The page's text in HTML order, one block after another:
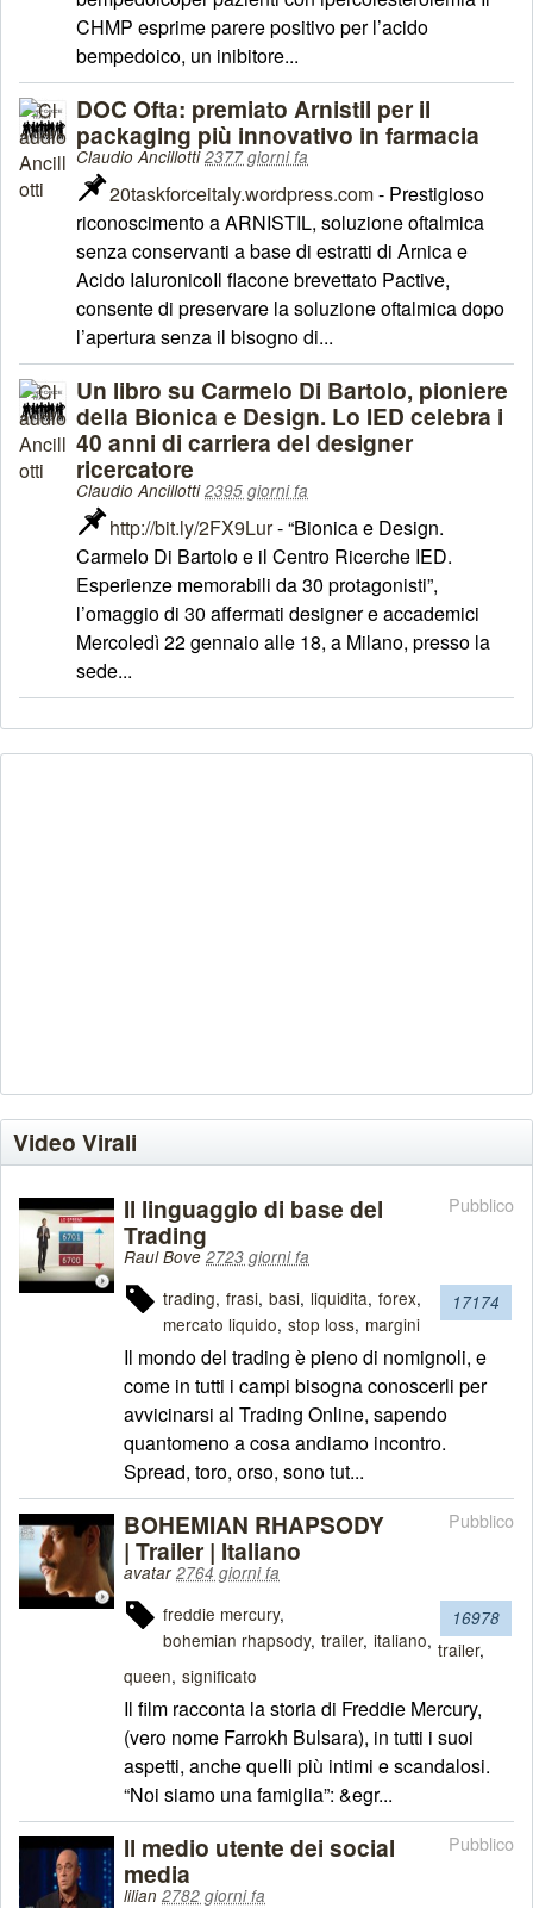
CHMP esprime parere positivo per l’acido
bempedoico, un inibitore...
DOC Ofta: premiato Arnistil per il
packaging più innovativo in farmacia
Claudio Ancillotti 2377 giorni fa
20taskforceitaly.wordpress.com- Prestigioso
riconoscimento a ARNISTIL, soluzione oftalmica
senza conservanti a base di estratti di Arnica e
Acido IaluronicoIl flacone brevettato Pactive,
consente di preservare la soluzione oftalmica dopo
l’apertura senza il bisogno di...
Un libro su Carmelo Di Bartolo, pioniere
della Bionica e Design. Lo IED celebra i
40 anni di carriera del designer
ricercatore
Claudio Ancillotti 2395 giorni fa
http://bit.ly/2FX9Lur- “Bionica e Design.
Carmelo Di Bartolo e il Centro Ricerche IED.
Esperienze memorabili da 30 protagonisti”,
l’omaggio di 30 affermati designer e accademici
Mercoledì 22 gennaio alle 18, a Milano, presso la
sede...
Video Virali
Pubblico
Il linguaggio di base del
Trading
Raul Bove 2723 giorni fa
17174
trading frasi basi liquidita forex
mercato liquido stop loss margini
Il mondo del trading è pieno di nomignoli, e
come in tutti i campi bisogna conoscerli per
avvicinarsi al Trading Online, sapendo
quantomeno a cosa andiamo incontro.
Spread, toro, orso, sono tut...
Pubblico
BOHEMIAN RHAPSODY
| Trailer | Italiano
avatar 2764 giorni fa
16978
freddie mercury
bohemian rhapsody trailer italiano trailer
queen significato
Il film racconta la storia di Freddie Mercury,
(vero nome Farrokh Bulsara), in tutti i suoi
aspetti, anche quelli più intimi e scandalosi.
“Noi siamo una famiglia”: &egr...
Pubblico
Il medio utente dei social
media
lilian 2782 giorni fa